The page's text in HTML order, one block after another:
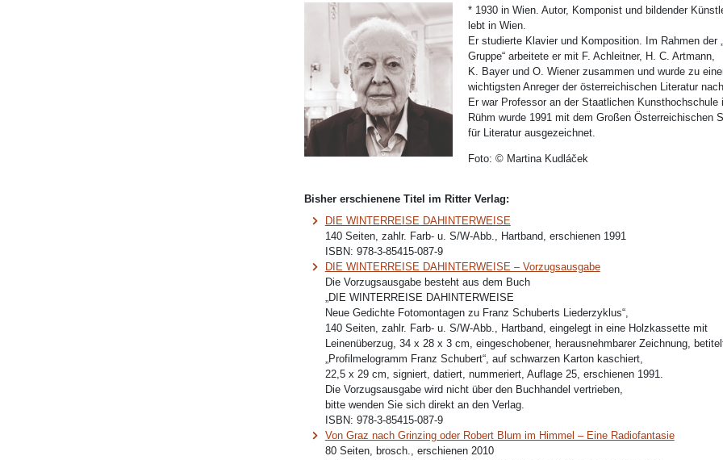
* 1930 in Wien. Autor, Komponist und bildender
lebt in Wien.
Er studierte Klavier und Komposition. Im Rahmen der
Gruppe“ arbeitete er mit F. Achleitner, H. C. Artmann,
K. Bayer und O. Wiener zusammen und wurde zu
wichtigsten Anreger der österreichischen Literatur
Er war Professor an der Staatlichen Kunsthochschule
Rühm wurde 1991 mit dem Großen Österreichischen
für Literatur ausgezeichnet.
Foto: © Martina Kudláček
Bisher erschienene Titel im Ritter Verlag:
DIE WINTERREISE DAHINTERWEISE
140 Seiten, zahlr. Farb- u. S/W-Abb., Hartband, erschienen 1991
ISBN: 978-3-85415-087-9
DIE WINTERREISE DAHINTERWEISE – Vorzugsausgabe
Die Vorzugsausgabe besteht aus dem Buch
„DIE WINTERREISE DAHINTERWEISE
Neue Gedichte Fotomontagen zu Franz Schuberts Liederzyklus“,
140 Seiten, zahlr. Farb- u. S/W-Abb., Hartband, eingelegt in eine Holzkassette mit
Leinenüberzug, 34 x 28 x 3 cm, eingeschobener, herausnehmbarer Zeichnung,
„Profilmelogramm Franz Schubert“, auf schwarzen Karton kaschiert,
22,5 x 29 cm, signiert, datiert, nummeriert, Auflage 25, erschienen 1991.
Die Vorzugsausgabe wird nicht über den Buchhandel vertrieben,
bitte wenden Sie sich direkt an den Verlag.
ISBN: 978-3-85415-087-9
Von Graz nach Grinzing oder Robert Blum im Himmel – Eine Radiofantasie
80 Seiten, brosch., erschienen 2010